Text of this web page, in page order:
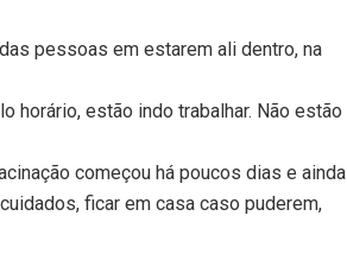
pessoas em estarem ali dentro, na
horário, estão indo trabalhar. Não estão
começou há poucos dias e ainda
ficar em casa caso puderem,